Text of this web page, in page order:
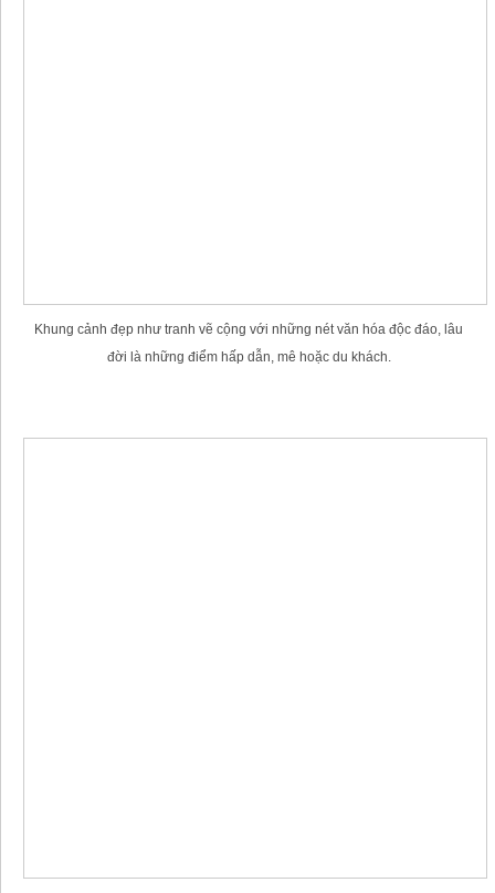
Khung cảnh đẹp như tranh vẽ cộng với những nét văn hóa độc đáo, lâu
đời là những điểm hấp dẫn, mê hoặc du khách.